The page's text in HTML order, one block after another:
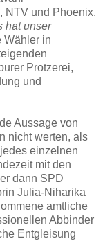
NTV und Phoenix.
hat unser
Wähler in
Protzerei,
und
Aussage von
nicht werten, als
einzelnen
mit den
dann SPD
Julia-Niharika
amtliche
Abbinder
Entgleisung